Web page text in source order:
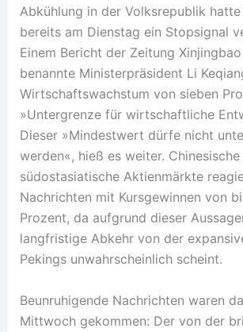
Abkühlung in der Volksrepublik hatte
bereits am Dienstag ein Stopsignal
Einem Bericht der Zeitung
benannte Ministerpräsident Li
Wirtschaftswachstum von sieben
»Untergrenze für wirtschaftliche
Dieser »Mindestwert dürfe nicht
werden«, hieß es weiter. Chinesische
südostasiatische Aktienmärkte
Nachrichten mit Kursgewinnen von
Prozent, da aufgrund dieser
langfristige Abkehr von der
Pekings unwahrscheinlich scheint.
Beunruhigende Nachrichten waren
Mittwoch gekommen: Der von der